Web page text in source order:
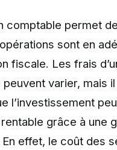
comptable permet
sont en
fiscale. Les frais
varier, mais
l’investissement
grâce à une
effet, le coût des